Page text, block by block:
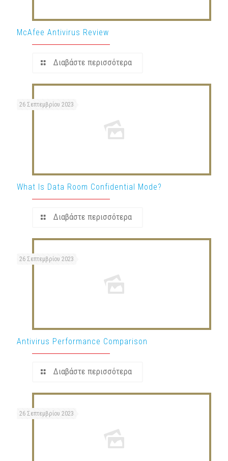
McAfee Antivirus Review
Διαβάστε περισσότερα
26 Σεπτεμβρίου 2023
What Is Data Room Confidential Mode?
Διαβάστε περισσότερα
26 Σεπτεμβρίου 2023
Antivirus Performance Comparison
Διαβάστε περισσότερα
26 Σεπτεμβρίου 2023